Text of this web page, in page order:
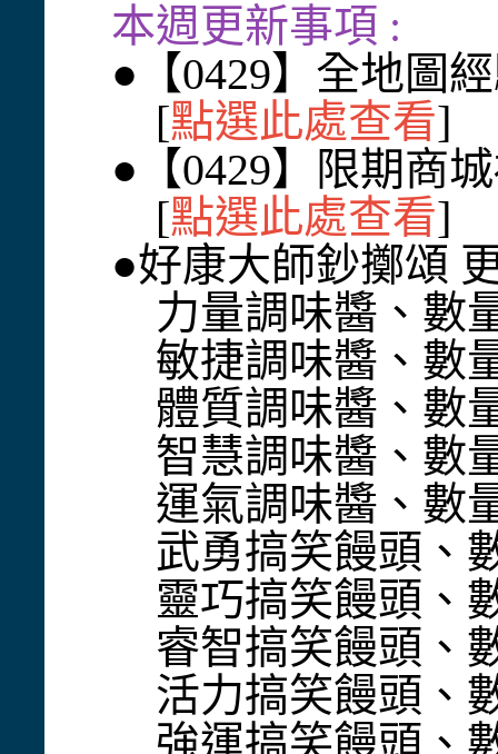
本週更新事項 :
●【0429】全地圖
[點選此處查看]
●【0429】限期商
[點選此處查看]
●好康大師鈔擲頌
力量調味醬、數
敏捷調味醬、數
體質調味醬、數
智慧調味醬、數
運氣調味醬、數
武勇搞笑饅頭、
靈巧搞笑饅頭、
睿智搞笑饅頭、
活力搞笑饅頭、
強運搞笑饅頭、